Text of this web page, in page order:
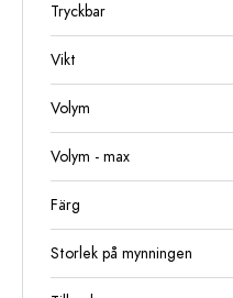
Tryckbar
Vikt
Volym
Volym - max
Färg
Storlek på mynningen